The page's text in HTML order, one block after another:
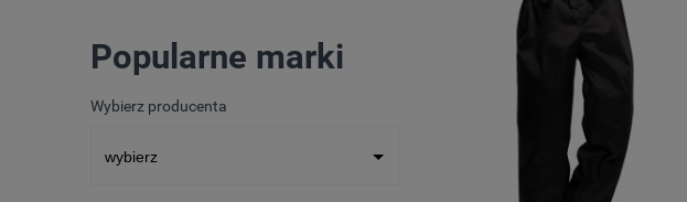
Popularne marki
Wybierz producenta